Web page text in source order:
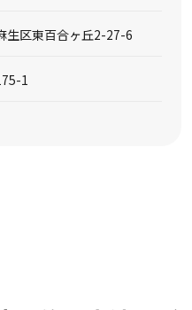
生区東百合ヶ丘2-27-6
1